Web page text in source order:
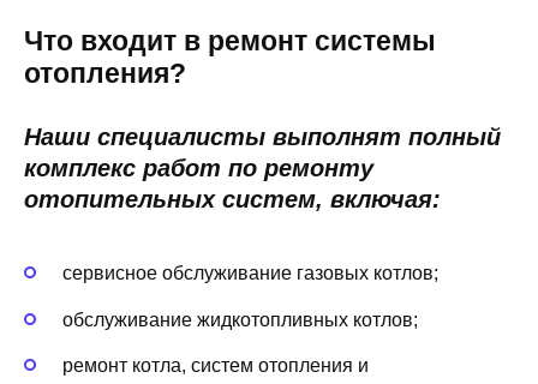
Что входит в ремонт системы
отопления?
Наши специалисты выполнят полный
комплекс работ по ремонту
отопительных систем, включая:
сервисное обслуживание газовых котлов;
обслуживание жидкотопливных котлов;
ремонт котла, систем отопления и